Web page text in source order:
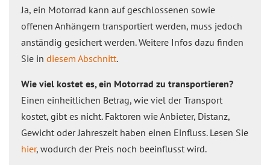
Ja, ein Motorrad kann auf geschlossenen sowie
offenen Anhängern transportiert werden, muss jedoch
anständig gesichert werden. Weitere Infos dazu finden
Sie in diesem Abschnitt.
Wie viel kostet es, ein Motorrad zu transportieren?
Einen einheitlichen Betrag, wie viel der Transport
kostet, gibt es nicht. Faktoren wie Anbieter, Distanz,
Gewicht oder Jahreszeit haben einen Einfluss. Lesen Sie
hier, wodurch der Preis noch beeinflusst wird.